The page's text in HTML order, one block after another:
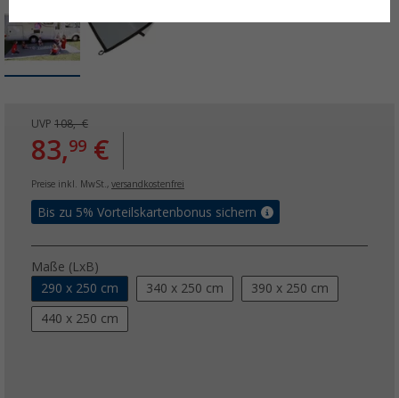
UVP 108,- €
83,99 €
Preise inkl. MwSt., versandkostenfrei
Bis zu 5% Vorteilskartenbonus sichern
Maße (LxB)
290 x 250 cm
340 x 250 cm 390 x 250 cm
440 x 250 cm